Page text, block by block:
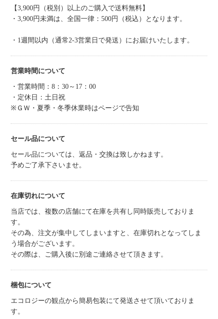
【3,900円（税別）以上のご購入で送料無料】
・3,900円未満は、全国一律：500円（税込）となります。
・1週間以内（通常2-3営業日で発送）にお届けいたします。
営業時間について
・営業時間：8：30～17：00
・定休日：土日祝
※ＧＷ・夏季・冬季休業時はページで告知
セール品について
セール品については、返品・交換は致しかねます。
予めご了承下さいませ。
在庫切れについて
当店では、複数の店舗にて在庫を共有し同時販売しておりま
す。
その為、注文が集中してしまいますと、在庫切れとなってしま
う場合がございます。
その際は、ご購入後に別途ご連絡させて頂きます。
梱包について
エコロジーの観点から簡易包装にて発送させて頂いておりま
す。